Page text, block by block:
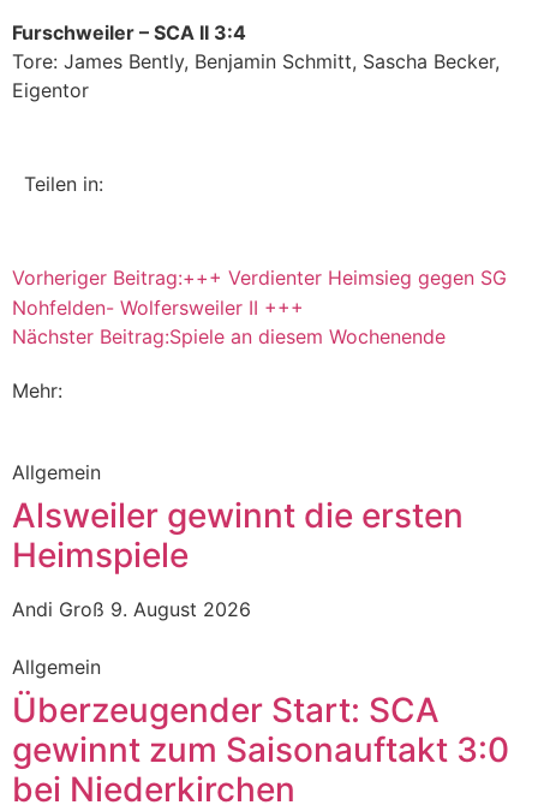
Furschweiler – SCA II 3:4
Tore: James Bently, Benjamin Schmitt, Sascha Becker,
Eigentor
Teilen in:
Vorheriger Beitrag:+++ Verdienter Heimsieg gegen SG
Nohfelden- Wolfersweiler II +++
Nächster Beitrag:Spiele an diesem Wochenende
Mehr:
Allgemein
Alsweiler gewinnt die ersten
Heimspiele
Andi Groß 9. August 2026
Allgemein
Überzeugender Start: SCA
gewinnt zum Saisonauftakt 3:0
bei Niederkirchen